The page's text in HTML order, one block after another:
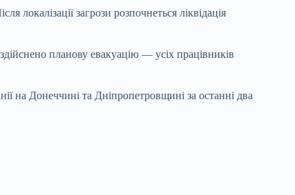
локалізації загрози розпочнеться ліквідація
планову евакуацію — усіх працівників
на Донеччині та Дніпропетровщині за останні два